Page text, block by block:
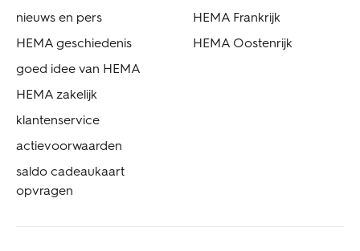
nieuws en pers
HEMA geschiedenis
goed idee van HEMA
HEMA zakelijk
klantenservice
actievoorwaarden
saldo cadeaukaart
opvragen
HEMA Frankrijk
HEMA Oostenrijk